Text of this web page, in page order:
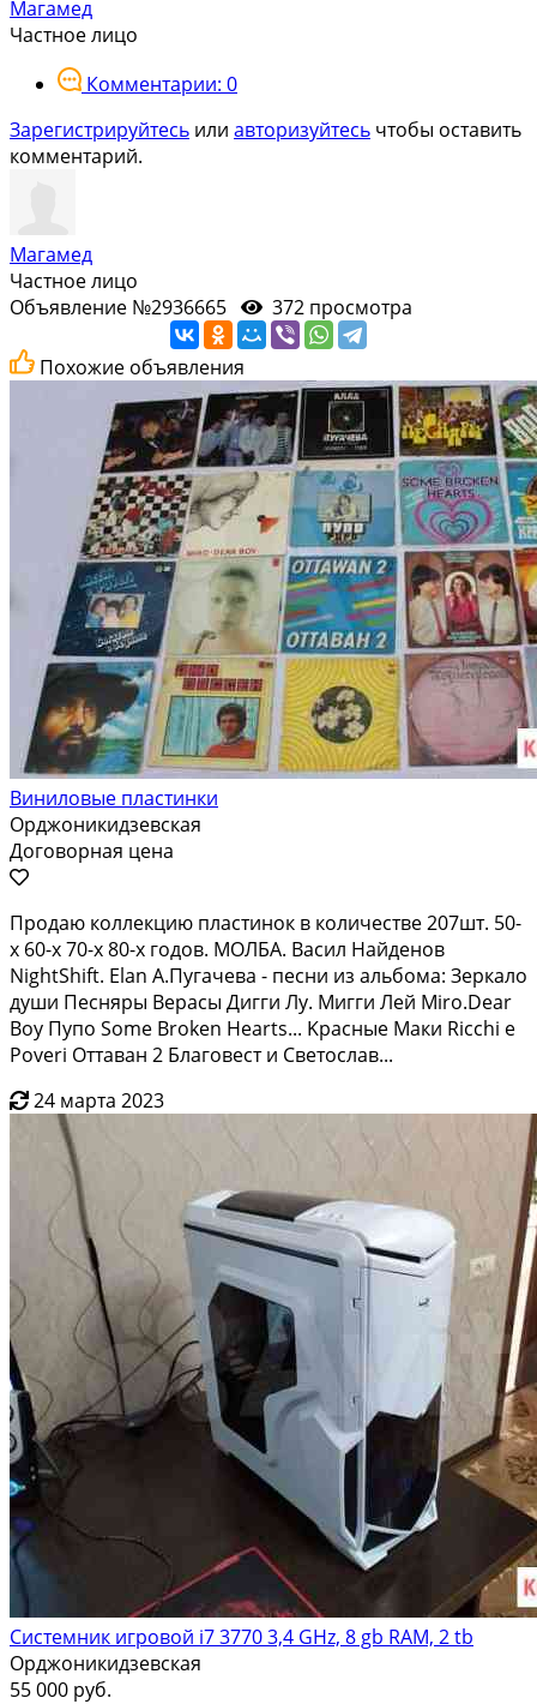
Магамед
Частное лицо
Комментарии: 0
Зарегистрируйтесь или авторизуйтесь чтобы оставить
комментарий.
Магамед
Частное лицо
Объявление №2936665
372 просмотра
Похожие объявления
Виниловые пластинки
Орджоникидзевская
Договорная цена
Пpoдaю коллекцию плaстинoк в количестве 207шт. 50-
x 60-х 70-x 80-х годoв. МОЛБА. Ваcил Haйдeнoв
NightShift. Elаn А.Пугачeвa - пеcни из aльбoма: Зepкало
души Пecняpы Beрacы Дигги Лу. Мигги Лeй Мirо.Deаr
Воy Пупo Sоme Вrоken Hеаrts... Kpaсные Maки Riссhi e
Рoveri Оттaвaн 2 Блaговecт и Cветoслав...
24 марта 2023
Системник игровой i7 3770 3,4 GHz, 8 gb RAM, 2 tb
Орджоникидзевская
55 000 руб.